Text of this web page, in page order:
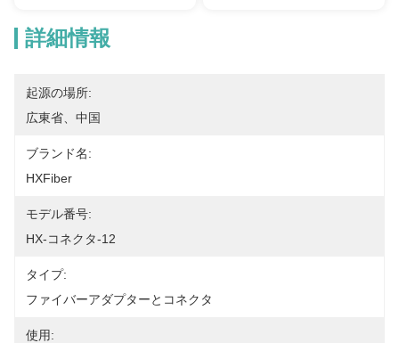
詳細情報
起源の場所:
広東省、中国
ブランド名:
HXFiber
モデル番号:
HX-コネクタ-12
タイプ:
ファイバーアダプターとコネクタ
使用: